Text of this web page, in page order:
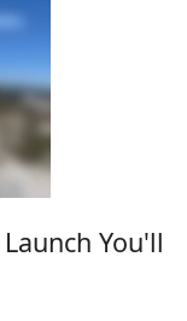
You'll